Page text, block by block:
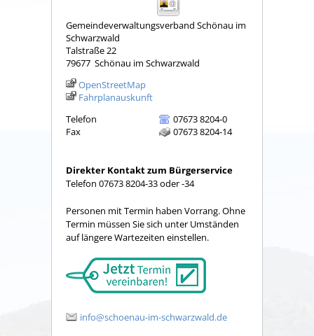
Gemeindeverwaltungsverband Schönau im
Schwarzwald
Talstraße 22
79677 Schönau im Schwarzwald
OpenStreetMap
Fahrplanauskunft
Telefon
07673 8204-0
Fax
07673 8204-14
Direkter Kontakt zum Bürgerservice
Telefon 07673 8204-33 oder -34
Personen mit Termin haben Vorrang. Ohne
Termin müssen Sie sich unter Umständen
auf längere Wartezeiten einstellen.
info@schoenau-im-schwarzwald.de